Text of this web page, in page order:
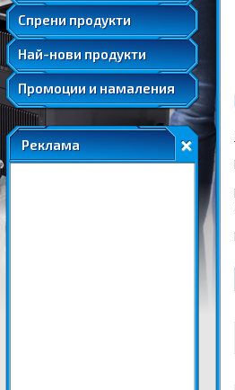
Спрени продукти
Удължени и допълнителни
Най-нови продукти
Промоции и намаления
Реклама